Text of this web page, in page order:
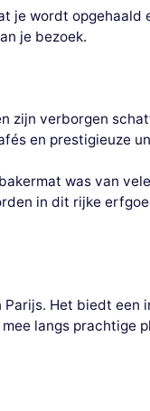
je wordt opgehaald
je bezoek.
zijn verborgen
en prestigieuze
was van
in dit rijke
Het biedt een
langs prachtige